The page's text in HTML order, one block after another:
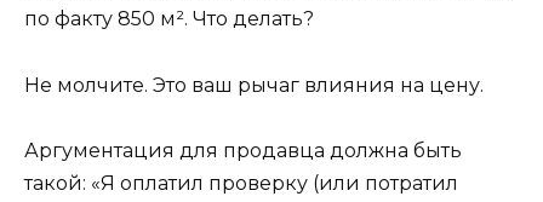
по факту 850 м². Что делать?
Не молчите. Это ваш рычаг влияния на цену.
Аргументация для продавца должна быть
такой: «Я оплатил проверку (или потратил